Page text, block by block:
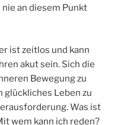
an diesem Punkt
ist zeitlos und kann
akut sein. Sich die
Bewegung zu
glückliches Leben zu
Was ist
wem kann ich reden?